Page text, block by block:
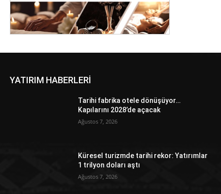
YATIRIM HABERLERİ
Tarihi fabrika otele dönüşüyor…
Kapılarını 2028’de açacak
Ağustos 7, 2026
Küresel turizmde tarihi rekor: Yatırımlar
1 trilyon doları aştı
Ağustos 7, 2026